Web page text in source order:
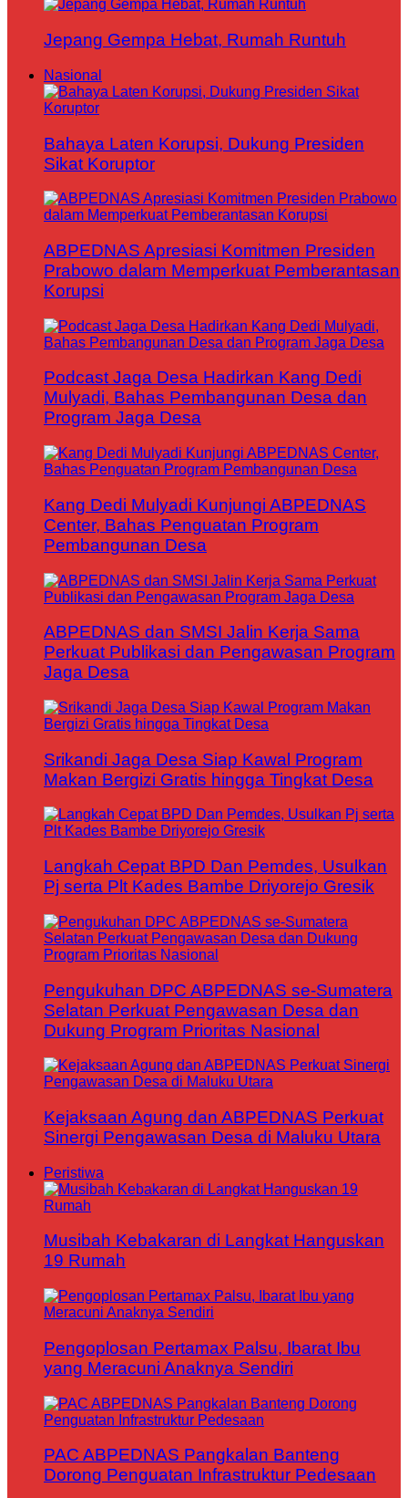
Jepang Gempa Hebat, Rumah Runtuh
Nasional
Bahaya Laten Korupsi, Dukung Presiden
Sikat Koruptor
ABPEDNAS Apresiasi Komitmen Presiden
Prabowo dalam Memperkuat Pemberantasan
Korupsi
Podcast Jaga Desa Hadirkan Kang Dedi
Mulyadi, Bahas Pembangunan Desa dan
Program Jaga Desa
Kang Dedi Mulyadi Kunjungi ABPEDNAS
Center, Bahas Penguatan Program
Pembangunan Desa
ABPEDNAS dan SMSI Jalin Kerja Sama
Perkuat Publikasi dan Pengawasan Program
Jaga Desa
Srikandi Jaga Desa Siap Kawal Program
Makan Bergizi Gratis hingga Tingkat Desa
Langkah Cepat BPD Dan Pemdes, Usulkan
Pj serta Plt Kades Bambe Driyorejo Gresik
Pengukuhan DPC ABPEDNAS se-Sumatera
Selatan Perkuat Pengawasan Desa dan
Dukung Program Prioritas Nasional
Kejaksaan Agung dan ABPEDNAS Perkuat
Sinergi Pengawasan Desa di Maluku Utara
Peristiwa
Musibah Kebakaran di Langkat Hanguskan
19 Rumah
Pengoplosan Pertamax Palsu, Ibarat Ibu
yang Meracuni Anaknya Sendiri
PAC ABPEDNAS Pangkalan Banteng
Dorong Penguatan Infrastruktur Pedesaan